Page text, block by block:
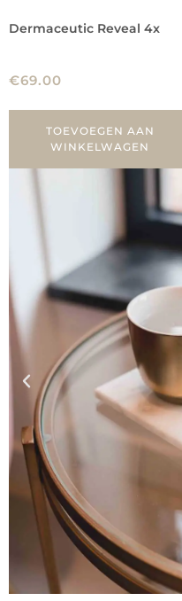
Dermaceutic Reveal 4x
€69.00
TOEVOEGEN AAN
WINKELWAGEN